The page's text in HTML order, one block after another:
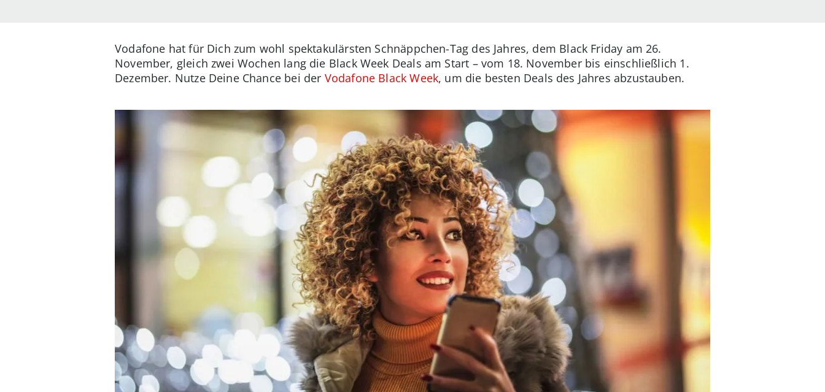
Vodafone hat für Dich zum wohl spektakulärsten Schnäppchen-Tag des Jahres, dem Black Friday am 26.
November, gleich zwei Wochen lang die Black Week Deals am Start – vom 18. November bis einschließlich 1.
Dezember. Nutze Deine Chance bei der Vodafone Black Week, um die besten Deals des Jahres abzustauben.